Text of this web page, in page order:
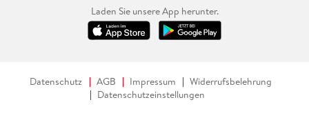
Laden Sie unsere App herunter.
Datenschutz AGB Impressum
Widerrufsbelehrung
Datenschutzeinstellungen